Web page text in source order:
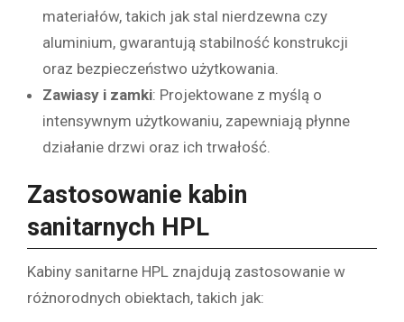
materiałów, takich jak stal nierdzewna czy
aluminium, gwarantują stabilność konstrukcji
oraz bezpieczeństwo użytkowania.
Zawiasy i zamki: Projektowane z myślą o
intensywnym użytkowaniu, zapewniają płynne
działanie drzwi oraz ich trwałość.
Zastosowanie kabin
sanitarnych HPL
Kabiny sanitarne HPL znajdują zastosowanie w
różnorodnych obiektach, takich jak: